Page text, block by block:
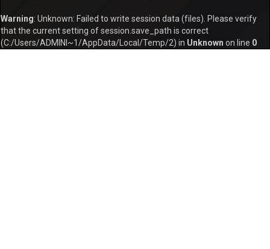
Warning: Unknown: Failed to write session data (files). Please verify
that the current setting of session.save_path is correct
(C:/Users/ADMINI~1/AppData/Local/Temp/2) in Unknown on line 0